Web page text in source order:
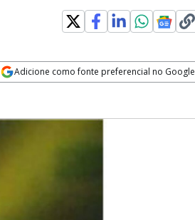
Adicione como fonte preferencial no Google